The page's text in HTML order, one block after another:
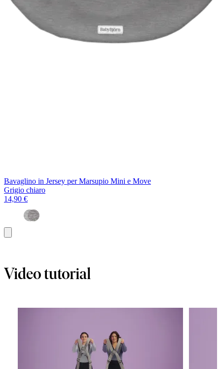
Bavaglino in Jersey per Marsupio Mini e Move
Grigio chiaro
14,90 €
al
Video tutorial